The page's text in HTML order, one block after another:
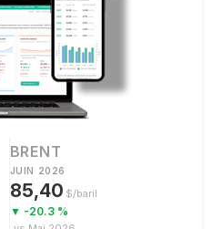
BRENT
JUIN 2026
85,40 $/baril
▼ -20.3 %